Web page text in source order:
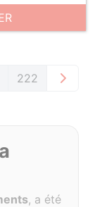
222
, a été